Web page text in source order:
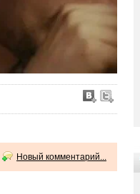
Новый комментарий...